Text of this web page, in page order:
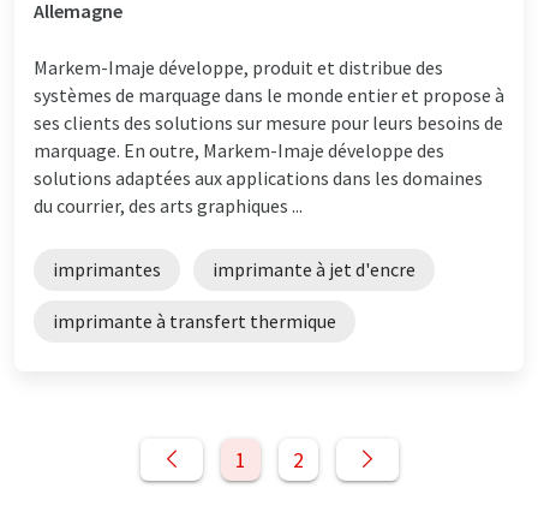
Allemagne
Markem-Imaje développe, produit et distribue des
systèmes de marquage dans le monde entier et propose à
ses clients des solutions sur mesure pour leurs besoins de
marquage. En outre, Markem-Imaje développe des
solutions adaptées aux applications dans les domaines
du courrier, des arts graphiques ...
imprimantes imprimante à jet d'encre
imprimante à transfert thermique
1 2